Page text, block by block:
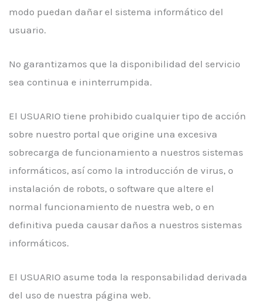
modo puedan dañar el sistema informático del
usuario.
No garantizamos que la disponibilidad del servicio
sea continua e ininterrumpida.
El USUARIO tiene prohibido cualquier tipo de acción
sobre nuestro portal que origine una excesiva
sobrecarga de funcionamiento a nuestros sistemas
informáticos, así como la introducción de virus, o
instalación de robots, o software que altere el
normal funcionamiento de nuestra web, o en
definitiva pueda causar daños a nuestros sistemas
informáticos.
El USUARIO asume toda la responsabilidad derivada
del uso de nuestra página web.